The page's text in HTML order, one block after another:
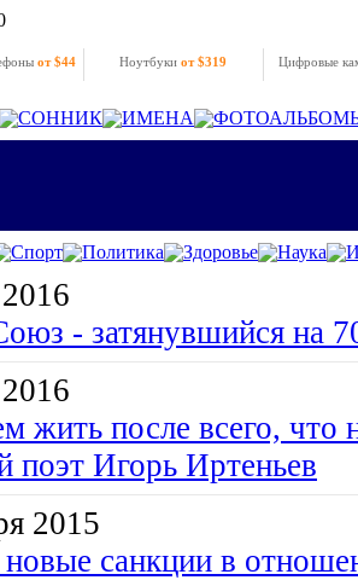
от $44 Ноутбукиот $319 Цифровые
СОННИК ИМЕНА
Спорт Политика Здоровье Наука
- затянувшийся на
жить после всего, что
поэт Игорь Иртеньев
2015
санкции в